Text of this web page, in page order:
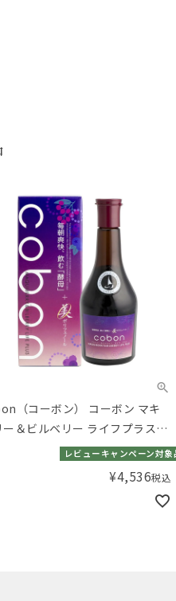
（コーボン） コーボン マキ
ー＆ビルベリー ライフプラス
レビューキャンペーン対象
¥4,536税込